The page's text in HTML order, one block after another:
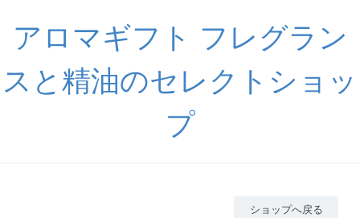
アロマギフト フレグラン
スと精油のセレクトショッ
プ
ショップへ戻る